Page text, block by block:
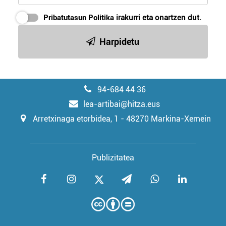
Pribatutasun Politika irakurri eta onartzen dut.
Harpidetu
94-684 44 36
lea-artibai@hitza.eus
Arretxinaga etorbidea, 1 - 48270 Markina-Xemein
Publizitatea